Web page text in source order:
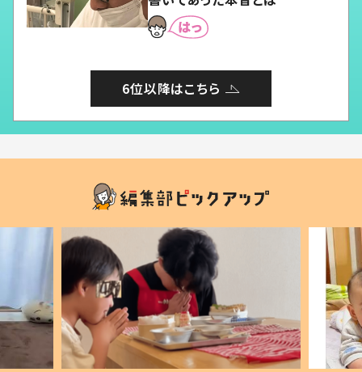
6位以降はこちら